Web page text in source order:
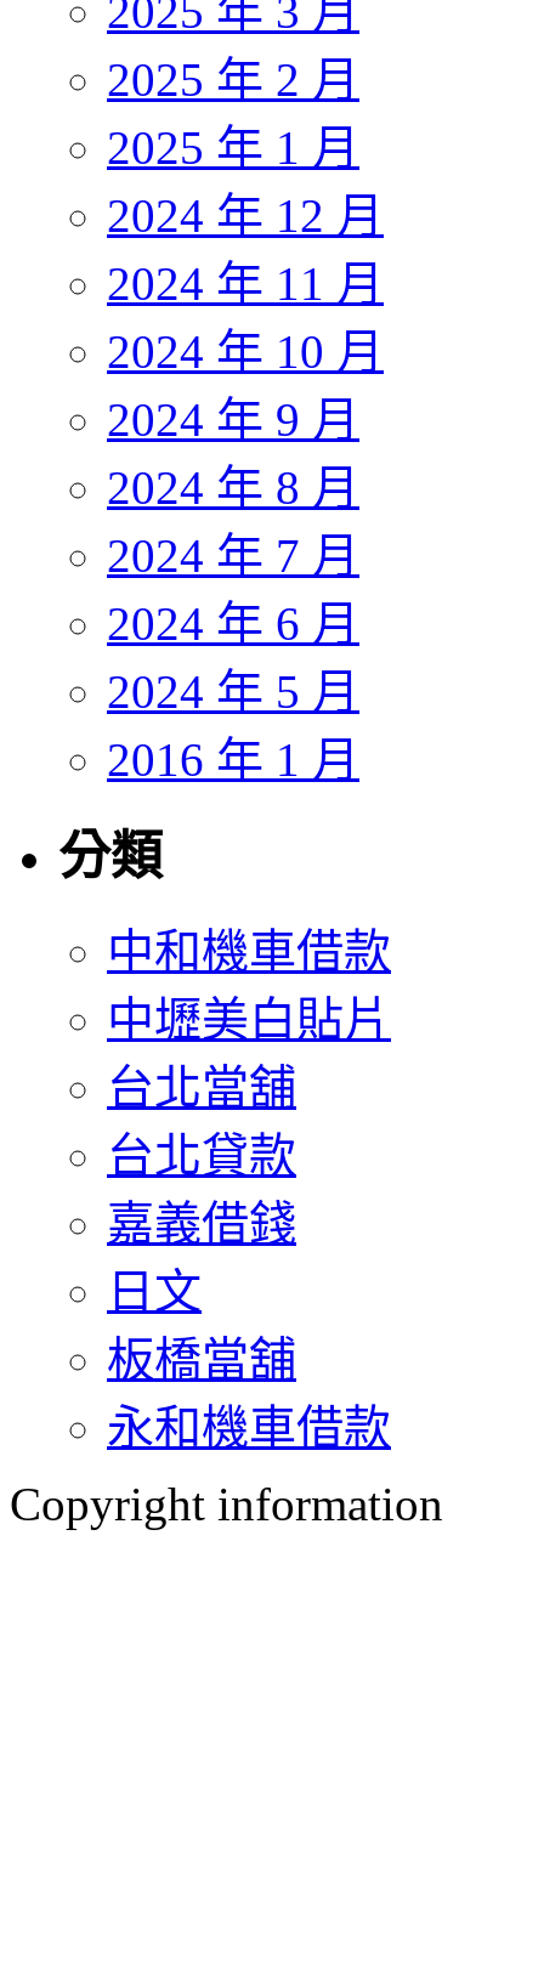
2025 年 3 月
2025 年 2 月
2025 年 1 月
2024 年 12 月
2024 年 11 月
2024 年 10 月
2024 年 9 月
2024 年 8 月
2024 年 7 月
2024 年 6 月
2024 年 5 月
2016 年 1 月
分類
中和機車借款
中壢美白貼片
台北當舖
台北貸款
嘉義借錢
日文
板橋當舖
永和機車借款
Copyright information